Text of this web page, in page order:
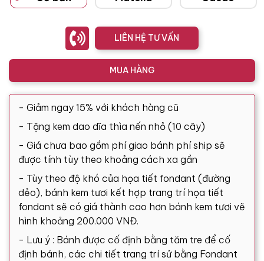
LIÊN HỆ TƯ VẤN
MUA HÀNG
- Giảm ngay 15% với khách hàng cũ
- Tặng kem dao dĩa thìa nến nhỏ (10 cây)
- Giá chưa bao gồm phí giao bánh phí ship sẽ
được tính tùy theo khoảng cách xa gần
- Tùy theo độ khó của họa tiết fondant (đường
dẻo), bánh kem tươi kết hợp trang trí họa tiết
fondant sẽ có giá thành cao hơn bánh kem tươi vẽ
hình khoảng 200.000 VNĐ.
- Lưu ý : Bánh được cố định bằng tăm tre để cố
định bánh, các chi tiết trang trí sử bằng Fondant